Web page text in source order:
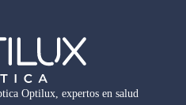
Optilux, expertos en salud